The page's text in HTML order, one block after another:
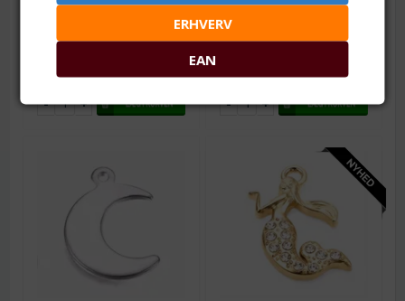
Fra 50
Lager:96
DKK
Lager:93
ERHVERV
EAN